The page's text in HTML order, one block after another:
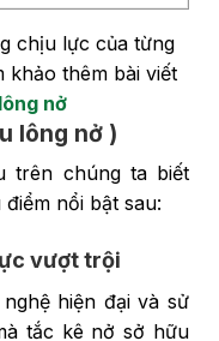
chịu lực của từng
khảo thêm bài viết
nở
lông nở )
trên chúng ta biết
nổi bật sau:
vượt trội
hiện đại và sử
tắc kê nở sở hữu